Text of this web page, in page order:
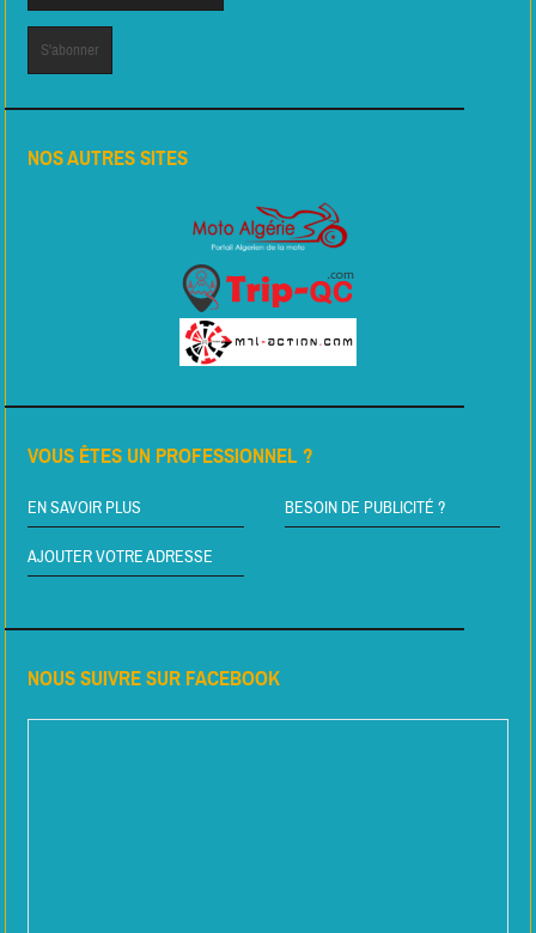
NOS AUTRES SITES
VOUS ÊTES UN PROFESSIONNEL ?
EN SAVOIR PLUS BESOIN DE PUBLICITÉ ?
AJOUTER VOTRE ADRESSE
NOUS SUIVRE SUR FACEBOOK